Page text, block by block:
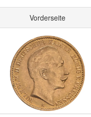
Vorderseite